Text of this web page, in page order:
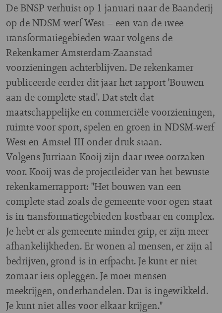
De BNSP verhuist op 1 januari naar de Baanderij
op de NDSM-werf West – een van de twee
transformatiegebieden waar volgens de
Rekenkamer Amsterdam-Zaanstad
voorzieningen achterblijven. De rekenkamer
publiceerde eerder dit jaar het rapport 'Bouwen
aan de complete stad'. Dat stelt dat
maatschappelijke en commerciële voorzieningen,
ruimte voor sport, spelen en groen in NDSM-werf
West en Amstel III onder druk staan.
Volgens Jurriaan Kooij zijn daar twee oorzaken
voor. Kooij was de projectleider van het bewuste
rekenkamerrapport: "Het bouwen van een
complete stad zoals de gemeente voor ogen staat
is in transformatiegebieden kostbaar en complex.
Je hebt er als gemeente minder grip, er zijn meer
afhankelijkheden. Er wonen al mensen, er zijn al
bedrijven, grond is in erfpacht. Je kunt er niet
zomaar iets opleggen. Je moet mensen
meekrijgen, onderhandelen. Dat is ingewikkeld.
Je kunt niet alles voor elkaar krijgen."